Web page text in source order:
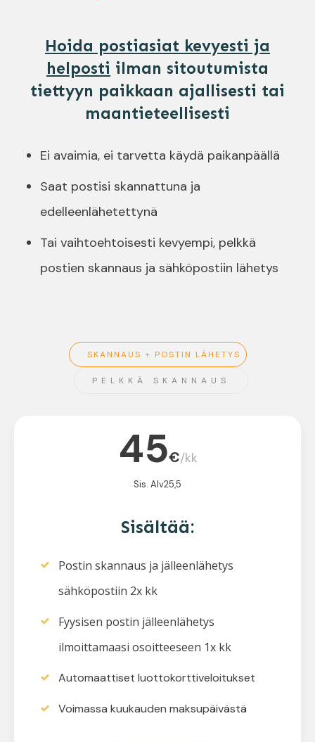
Hoida postiasiat kevyesti ja
helposti ilman sitoutumista
tiettyyn paikkaan ajallisesti tai
maantieteellisesti
Ei avaimia, ei tarvetta käydä paikanpäällä
Saat postisi skannattuna ja
edelleenlähetettynä
Tai vaihtoehtoisesti kevyempi, pelkkä
postien skannaus ja sähköpostiin lähetys
SKANNAUS + POSTIN LÄHETYS
PELKKÄ SKANNAUS
45€/kk
Sis. Alv25,5
Sisältää:
Postin skannaus ja jälleenlähetys
sähköpostiin 2x kk
Fyysisen postin jälleenlähetys
ilmoittamaasi osoitteeseen 1x kk
Automaattiset luottokorttiveloitukset
Voimassa kuukauden maksupäivästä